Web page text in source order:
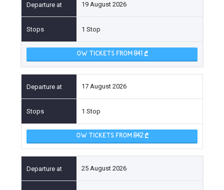
19 August 2026
1 Stop
OW TICKETS FROM 841
17 August 2026
1 Stop
OW TICKETS FROM 842
25 August 2026